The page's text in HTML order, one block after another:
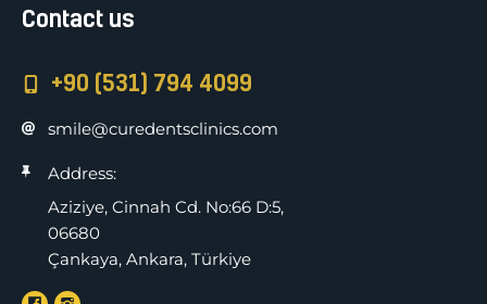
Contact us
+90 (531) 794 4099
smile@curedentsclinics.com
Address:
Aziziye, Cinnah Cd. No:66 D:5,
06680
Çankaya, Ankara, Türkiye